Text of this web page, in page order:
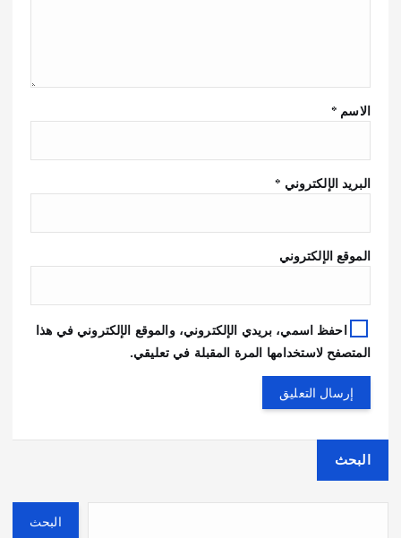
الاسم *
البريد الإلكتروني *
الموقع الإلكتروني
احفظ اسمي، بريدي الإلكتروني، والموقع الإلكتروني في هذا
المتصفح لاستخدامها المرة المقبلة في تعليقي.
البحث
البحث